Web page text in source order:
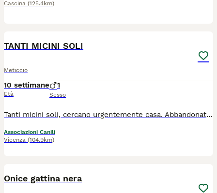
Cascina (125.4km)
TANTI MICINI SOLI
Meticcio
10 settimane
Età
1
Sesso
Tanti micini soli, cercano urgentemente casa. Abbandonati in strada a morire, hanno bisogno di famiglie amorevoli. Per info 340// 578//3// 896 l'adozione é possibile solo in appartamento, con protezioni a finestre e balconi. Vengono ceduti sverminati e vaccinati, Sopra i sei mesi, anche gia sterilizzati e testati fiv felv
Associazioni Canili
Vicenza (104.9km)
Onice gattina nera